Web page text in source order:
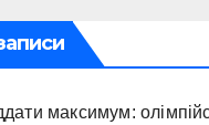
максимум: